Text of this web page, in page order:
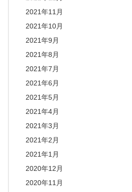
2021年11月
2021年10月
2021年9月
2021年8月
2021年7月
2021年6月
2021年5月
2021年4月
2021年3月
2021年2月
2021年1月
2020年12月
2020年11月